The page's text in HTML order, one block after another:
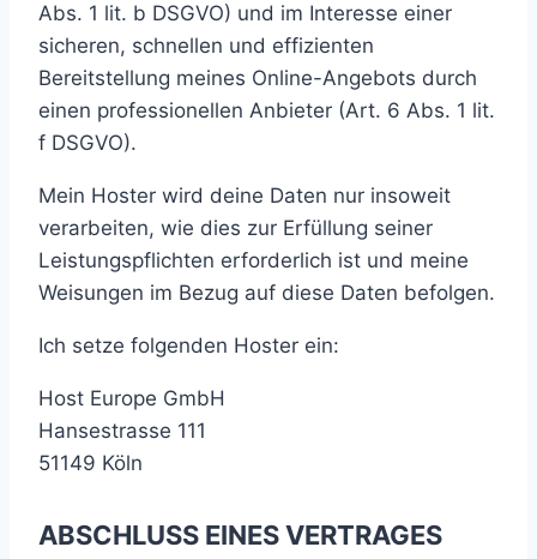
Abs. 1 lit. b DSGVO) und im Interesse einer
sicheren, schnellen und effizienten
Bereitstellung meines Online-Angebots durch
einen professionellen Anbieter (Art. 6 Abs. 1 lit.
f DSGVO).
Mein Hoster wird deine Daten nur insoweit
verarbeiten, wie dies zur Erfüllung seiner
Leistungspflichten erforderlich ist und meine
Weisungen im Bezug auf diese Daten befolgen.
Ich setze folgenden Hoster ein:
Host Europe GmbH
Hansestrasse 111
51149 Köln
ABSCHLUSS EINES VERTRAGES